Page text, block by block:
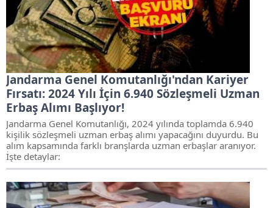
Jandarma Genel Komutanlığı'ndan Kariyer
Fırsatı: 2024 Yılı İçin 6.940 Sözleşmeli Uzman
Erbaş Alımı Başlıyor!
Jandarma Genel Komutanlığı, 2024 yılında toplamda 6.940
kişilik sözleşmeli uzman erbaş alımı yapacağını duyurdu. Bu
alım kapsamında farklı branşlarda uzman erbaşlar aranıyor.
İşte detaylar: